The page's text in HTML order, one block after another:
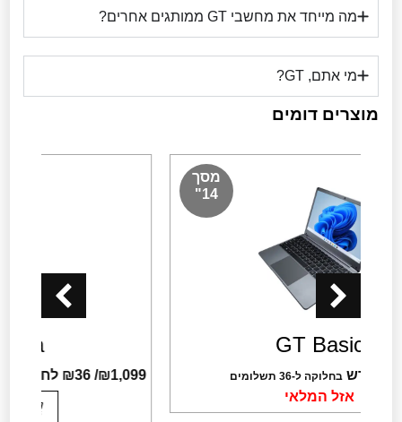
מה מייחד את מחשבי GT ממותגים אחרים?
מי אתם, GT?
מוצרים דומים
₪1,099 / ₪36 לחודש בחלוקה ל-36 תשלומים
קנה עכשיו